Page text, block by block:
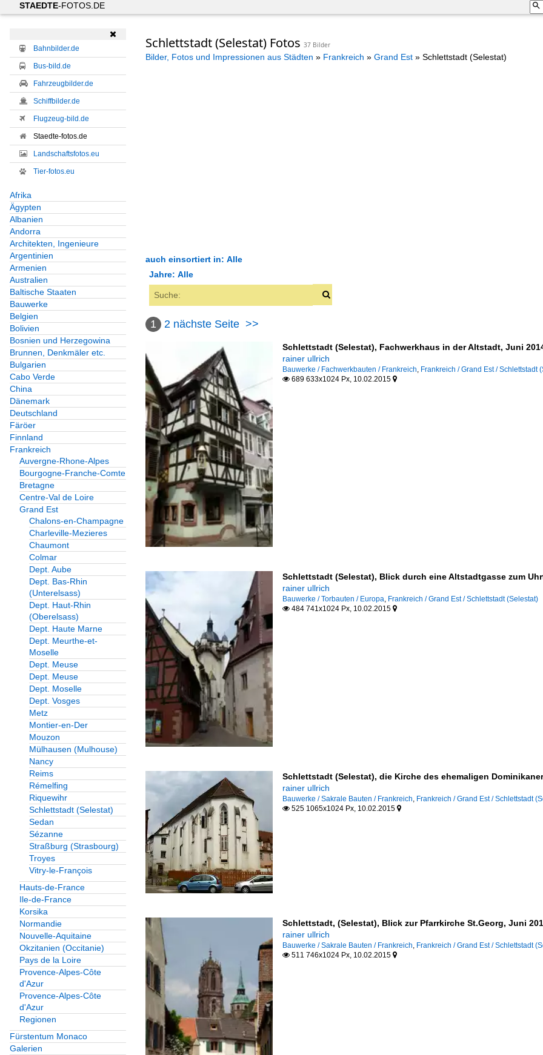
STAEDTE-FOTOS.DE

Bahnbilder.de
Bus-bild.de
Fahrzeugbilder.de
Schiffbilder.de
Flugzeug-bild.de
Staedte-fotos.de
Landschaftsfotos.eu
Tier-fotos.eu
Afrika
Ägypten
Albanien
Andorra
Architekten, Ingenieure
Argentinien
Armenien
Australien
Baltische Staaten
Bauwerke
Belgien
Bolivien
Bosnien und Herzegowina
Brunnen, Denkmäler etc.
Bulgarien
Cabo Verde
China
Dänemark
Deutschland
Färöer
Finnland
Frankreich
Auvergne-Rhone-Alpes
Bourgogne-Franche-Comte
Bretagne
Centre-Val de Loire
Grand Est
Chalons-en-Champagne
Charleville-Mezieres
Chaumont
Colmar
Dept. Aube
Dept. Bas-Rhin
(Unterelsass)
Dept. Haut-Rhin
(Oberelsass)
Dept. Haute Marne
Dept. Meurthe-et-
Moselle
Dept. Meuse
Dept. Meuse
Dept. Moselle
Dept. Vosges
Metz
Montier-en-Der
Mouzon
Mülhausen (Mulhouse)
Nancy
Reims
Rémelfing
Riquewihr
Schlettstadt (Selestat)
Sedan
Sézanne
Straßburg (Strasbourg)
Troyes
Vitry-le-François
Hauts-de-France
Ile-de-France
Korsika
Normandie
Nouvelle-Aquitaine
Okzitanien (Occitanie)
Pays de la Loire
Provence-Alpes-Côte
d'Azur
Provence-Alpes-Côte
d'Azur
Regionen
Fürstentum Monaco
Galerien
Schlettstadt (Selestat) Fotos 37 Bilder
Bilder, Fotos und Impressionen aus Städten » Frankreich » Grand Est» Schlettstadt (Selestat)
auch einsortiert in: Alle
Alle Kategorien
Bauwerke
Burgen und Schlösser
Frankreich
Fachwerkbauten
Frankreich
Hochbauten für den Verkehr
Europa
Kulturbauten
Europa
Frankreich
Sendeanlagen
Europa
Speicher und Lagerhäuser
andere Länder
Europa
Torbauten
Europa
Frankreich
Wasserbauten
Brunnen
Europa
Denkmäler
Europa
Jahre: Alle
2014
1 2 nächste Seite >>
Schlettstadt (Selestat), Fachwerkhaus in der Altstadt, Juni
rainer ullrich
Bauwerke / Fachwerkbauten / Frankreich, Frankreich / Grand Est / Schlettstadt
689 633x1024 Px, 10.02.2015 
Schlettstadt (Selestat), Blick durch eine Altstadtgasse zum
rainer ullrich
Bauwerke / Torbauten / Europa, Frankreich / Grand Est / Schlettstadt (Selestat)
484 741x1024 Px, 10.02.2015 
Schlettstadt (Selestat), die Kirche des ehemaligen
rainer ullrich
Bauwerke / Sakrale Bauten / Frankreich, Frankreich / Grand Est / Schlettstadt
525 1065x1024 Px, 10.02.2015 
Schlettstadt, (Selestat), Blick zur Pfarrkirche St.Georg, Juni
rainer ullrich
Bauwerke / Sakrale Bauten / Frankreich, Frankreich / Grand Est / Schlettstadt
511 746x1024 Px, 10.02.2015 